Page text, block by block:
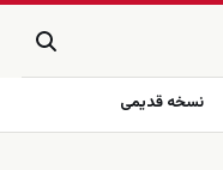
نسخه قدیمی